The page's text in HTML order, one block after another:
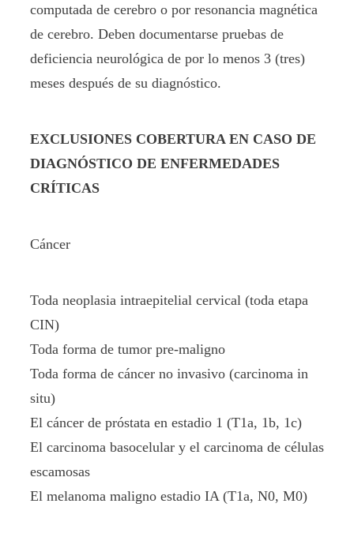
computada de cerebro o por resonancia magnética
de cerebro. Deben documentarse pruebas de
deficiencia neurológica de por lo menos 3 (tres)
meses después de su diagnóstico.
EXCLUSIONES COBERTURA EN CASO DE
DIAGNÓSTICO DE ENFERMEDADES
CRÍTICAS
Cáncer
Toda neoplasia intraepitelial cervical (toda etapa
CIN)
Toda forma de tumor pre-maligno
Toda forma de cáncer no invasivo (carcinoma in
situ)
El cáncer de próstata en estadio 1 (T1a, 1b, 1c)
El carcinoma basocelular y el carcinoma de células
escamosas
El melanoma maligno estadio IA (T1a, N0, M0)